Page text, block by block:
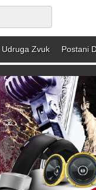
Udruga Zvuk Postani